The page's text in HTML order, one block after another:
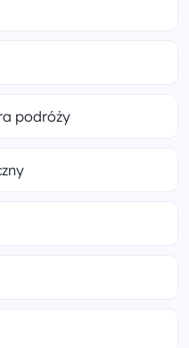
podróży